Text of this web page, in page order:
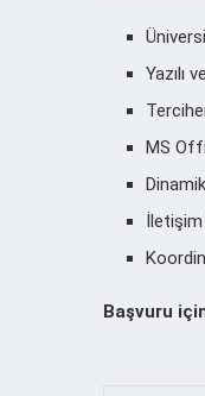
Yazılı
MS
İletişim
Başvuru